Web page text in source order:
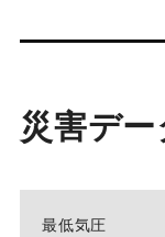
災害デー
最低気圧